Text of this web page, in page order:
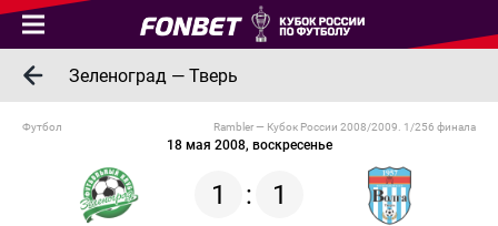
Зеленоград — Тверь
Футбол
18 мая 2008, воскресенье
Rambler — Кубок России 2008/2009. 1/256 финала
1 : 1